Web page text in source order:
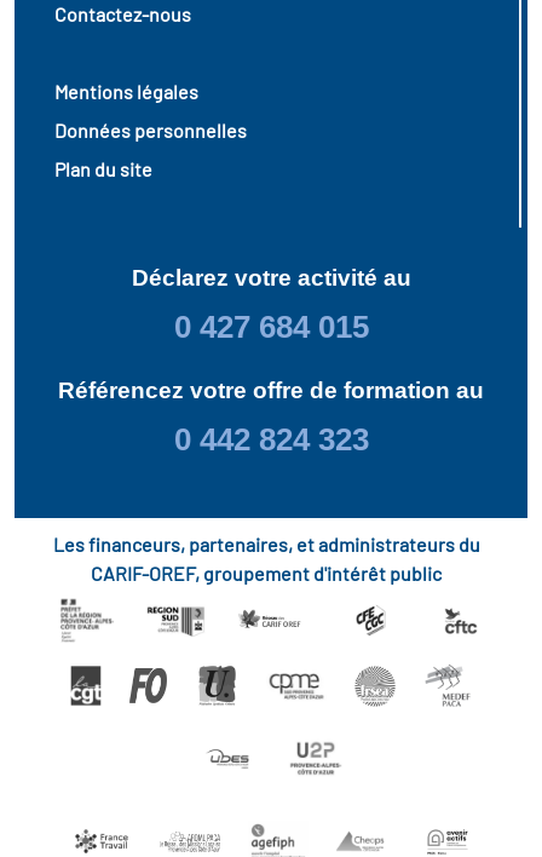
Contactez-nous
Mentions légales
Données personnelles
Plan du site
Déclarez votre activité au
0 427 684 015
Référencez votre offre de formation au
0 442 824 323
Les financeurs, partenaires, et administrateurs du
CARIF-OREF, groupement d'intérêt public